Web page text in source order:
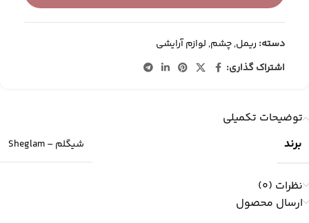
دسته: ریمل,چشم,لوازم آرایشی
اشتراک گذاری:
توضیحات تکمیلی
برند
شیگلم – Sheglam
نظرات (0)
ارسال محصول